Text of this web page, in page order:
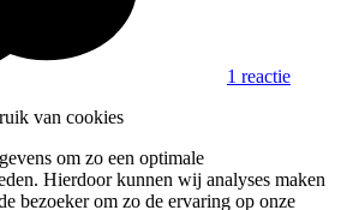
1 reactie
van cookies
om zo een optimale
Hierdoor kunnen wij analyses maken
bezoeker om zo de ervaring op onze